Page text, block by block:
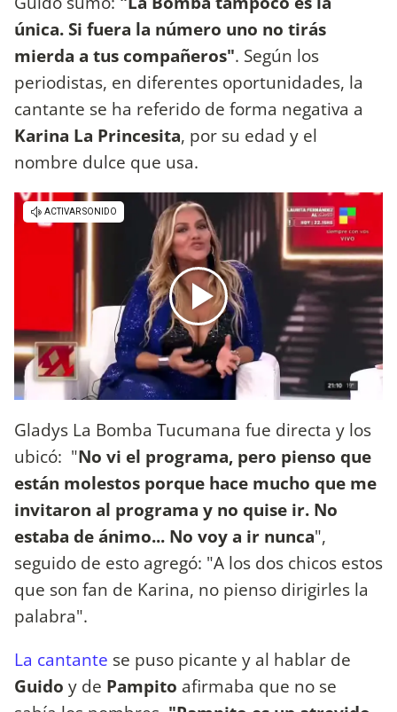
única. Si fuera la número uno no tirás
mierda a tus compañeros". Según los
periodistas, en diferentes oportunidades, la
cantante se ha referido de forma negativa a
Karina La Princesita, por su edad y el
nombre dulce que usa.
Gladys La Bomba Tucumana fue directa y los
ubicó: "No vi el programa, pero pienso que
están molestos porque hace mucho que me
invitaron al programa y no quise ir. No
estaba de ánimo... No voy a ir nunca",
seguido de esto agregó: "A los dos chicos estos
que son fan de Karina, no pienso dirigirles la
palabra".
La cantante se puso picante y al hablar de
Guido y de Pampito afirmaba que no se